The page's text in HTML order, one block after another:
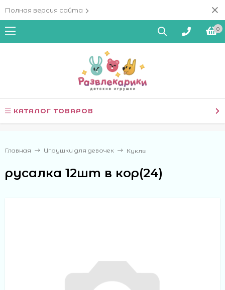
Полная версия сайта
0
КАТАЛОГ ТОВАРОВ
Главная Игрушки для девочек Куклы
русалка 12шт в кор(24)